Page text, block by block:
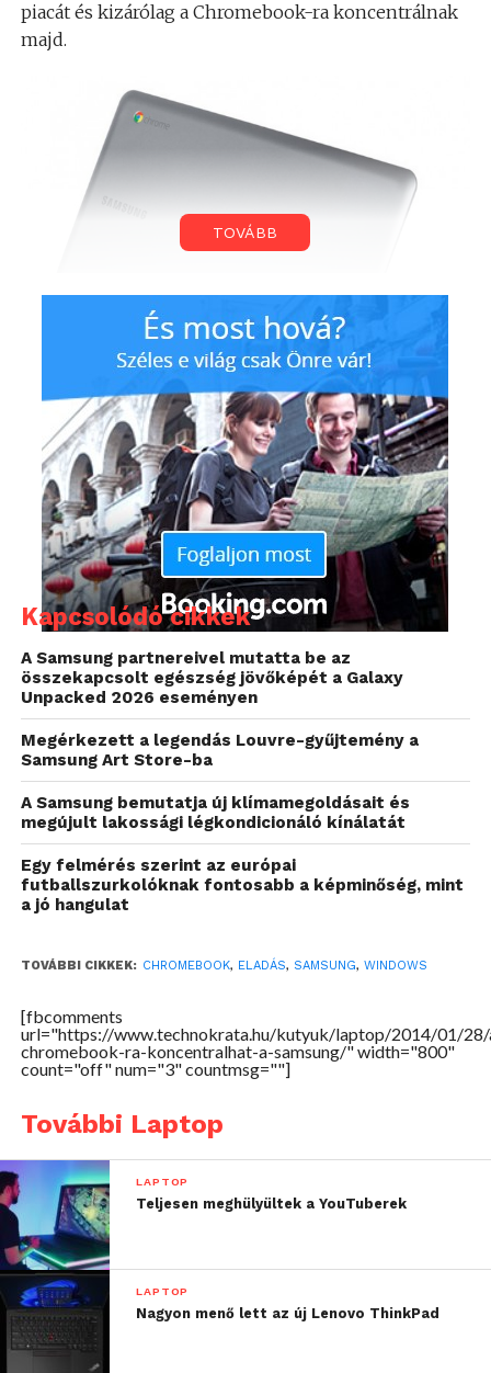
piacát és kizárólag a Chromebook-ra koncentrálnak
majd.
A Samsung már rendelkezik egy Chromebook-kal,
így már van tapasztalatuk a Google rendszerével
felszerelt eszközök készítésével. A kilépés oka a
rossz eladásokban keresendő, míg 2013-ban a vártnál
5 millióval kevesebb, 12 millió laptop talált gazdára,
becsüli a Samsung.
TOVÁBB
Kapcsolódó cikkek
A Samsung partnereivel mutatta be az
összekapcsolt egészség jövőképét a Galaxy
Unpacked 2026 eseményen
Megérkezett a legendás Louvre-gyűjtemény a
Samsung Art Store-ba
A Samsung bemutatja új klímamegoldásait és
megújult lakossági légkondicionáló kínálatát
Egy felmérés szerint az európai
futballszurkolóknak fontosabb a képminőség, mint
a jó hangulat
TOVÁBBI CIKKEK: CHROMEBOOK, ELADÁS, SAMSUNG, WINDOWS
[fbcomments
url="https://www.technokrata.hu/kutyuk/laptop/2014/01/
chromebook-ra-koncentralhat-a-samsung/" width="800"
count="off" num="3" countmsg=""]
További Laptop
LAPTOP
Teljesen meghülyültek a YouTuberek
LAPTOP
Nagyon menő lett az új Lenovo ThinkPad